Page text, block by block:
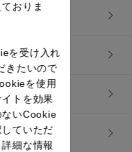
おりま
を受け入れ
きたいので
を使用
トを効果
ないCookie
ていただ
細な情報